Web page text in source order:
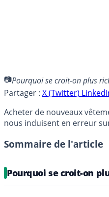
Pourquoi se croit-on plus
Partager : X (Twitter)
Acheter de nouveaux
nous induisent en erreur
Sommaire de l'article
Pourquoi se croit-on